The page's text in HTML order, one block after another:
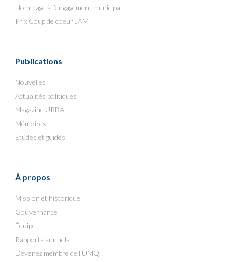
Hommage à l’engagement municipal
Prix Coup de coeur JAM
Publications
Nouvelles
Actualités politiques
Magazine URBA
Mémoires
Études et guides
À propos
Mission et historique
Gouvernance
Équipe
Rapports annuels
Devenez membre de l’UMQ